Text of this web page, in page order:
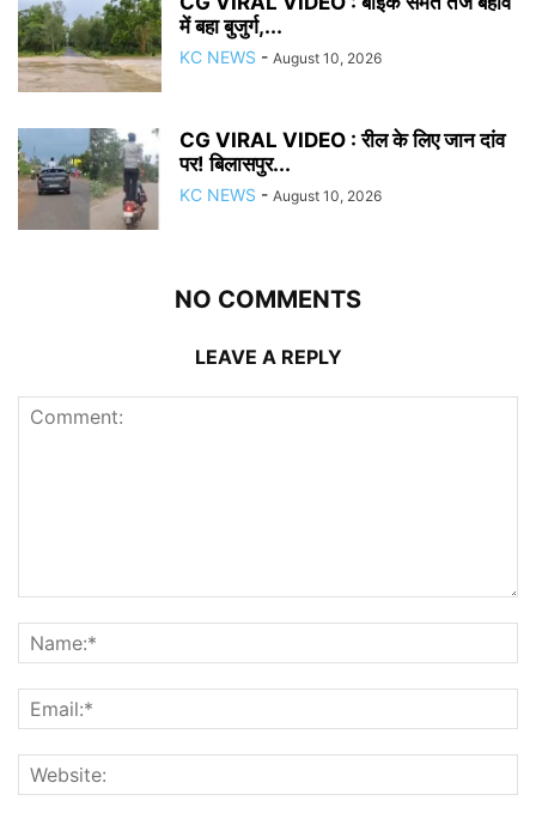
में बहा बुजुर्ग,...
KC NEWS - August 10, 2026
CG VIRAL VIDEO : रील के लिए जान दांव
पर! बिलासपुर...
KC NEWS - August 10, 2026
NO COMMENTS
LEAVE A REPLY